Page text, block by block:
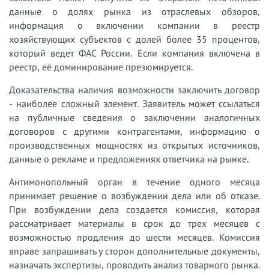
данные о долях рынка из отраслевых обзоров,
информация о включении компании в реестр
хозяйствующих субъектов с долей более 35 процентов,
который ведет ФАС России. Если компания включена в
реестр, её доминирование презюмируется.
Доказательства наличия возможности заключить договор
- наиболее сложный элемент. Заявитель может ссылаться
на публичные сведения о заключении аналогичных
договоров с другими контрагентами, информацию о
производственных мощностях из открытых источников,
данные о рекламе и предложениях ответчика на рынке.
Антимонопольный орган в течение одного месяца
принимает решение о возбуждении дела или об отказе.
При возбуждении дела создается комиссия, которая
рассматривает материалы в срок до трех месяцев с
возможностью продления до шести месяцев. Комиссия
вправе запрашивать у сторон дополнительные документы,
назначать экспертизы, проводить анализ товарного рынка.